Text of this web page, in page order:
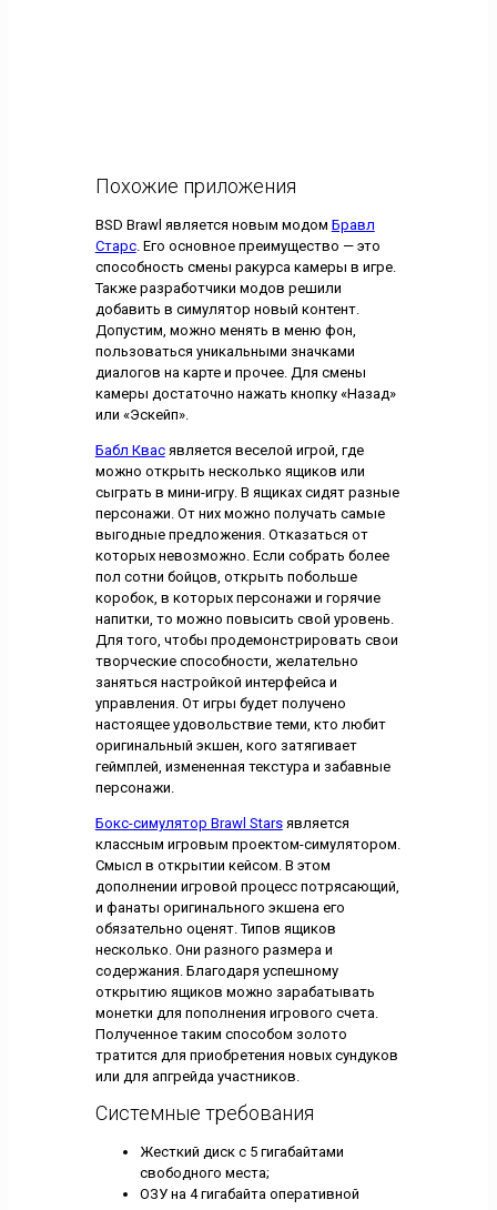
Похожие приложения
BSD Brawl является новым модом Бравл
Старс. Его основное преимущество — это
способность смены ракурса камеры в игре.
Также разработчики модов решили
добавить в симулятор новый контент.
Допустим, можно менять в меню фон,
пользоваться уникальными значками
диалогов на карте и прочее. Для смены
камеры достаточно нажать кнопку «Назад»
или «Эскейп».
Бабл Кваcявляется веселой игрой, где
можно открыть несколько ящиков или
сыграть в мини-игру. В ящиках сидят разные
персонажи. От них можно получать самые
выгодные предложения. Отказаться от
которых невозможно. Если собрать более
пол сотни бойцов, открыть побольше
коробок, в которых персонажи и горячие
напитки, то можно повысить свой уровень.
Для того, чтобы продемонстрировать свои
творческие способности, желательно
заняться настройкой интерфейса и
управления. От игры будет получено
настоящее удовольствие теми, кто любит
оригинальный экшен, кого затягивает
геймплей, измененная текстура и забавные
персонажи.
Бокс-симулятор Brawl Starsявляется
классным игровым проектом-симулятором.
Смысл в открытии кейсом. В этом
дополнении игровой процесс потрясающий,
и фанаты оригинального экшена его
обязательно оценят. Типов ящиков
несколько. Они разного размера и
содержания. Благодаря успешному
открытию ящиков можно зарабатывать
монетки для пополнения игрового счета.
Полученное таким способом золото
тратится для приобретения новых сундуков
или для апгрейда участников.
Системные требования
Жесткий диск с 5 гигабайтами
свободного места;
ОЗУ на 4 гигабайта оперативной